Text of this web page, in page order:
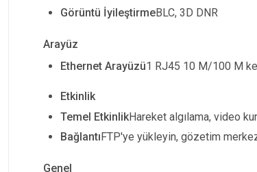
Görüntü İyileştirmeBLC, 3D DNR
Arayüz
Ethernet Arayüzü1 RJ45 10 M/100 M
Etkinlik
Temel EtkinlikHareket algılama, video
Bağlantı FTP'ye yükleyin, gözetim
Genel